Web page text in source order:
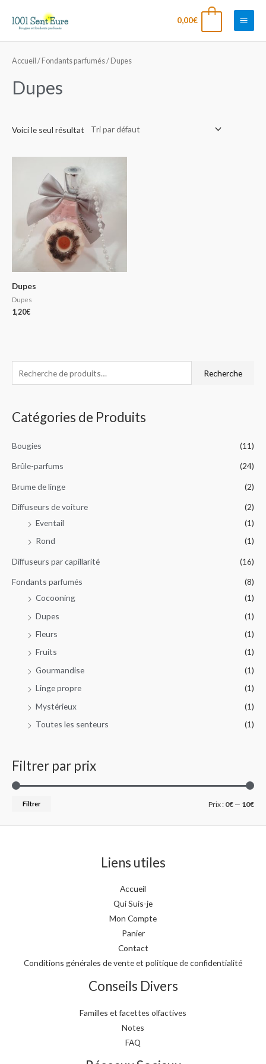
0,00€
Main
e
h
r
c
p
r
Recherche
Catégories de Produits
Bougies (11)
Brûle-parfums (24)
Brume de linge (2)
Diffuseurs de voiture
(2)
Eventail
(1)
Rond
(1)
Diffuseurs par capillarité (16)
Fondants parfumés
(8)
Cocooning
(1)
Dupes
(1)
Fleurs
(1)
Fruits
(1)
Gourmandise
(1)
Linge propre
(1)
Mystérieux
(1)
Toutes les senteurs
(1)
Filtrer par prix
Filtrer Prix : 0€ — 10€
Accueil / Fondants parfumés/ Dupes
Dupes
Voici le seul résultat
Dupes
Dupes
1,20€
Liens utiles
Accueil
Qui Suis-je
Mon Compte
Panier
Contact
Conditions générales de vente et politique de confidentialité
Conseils Divers
Familles et facettes olfactives
Notes
FAQ